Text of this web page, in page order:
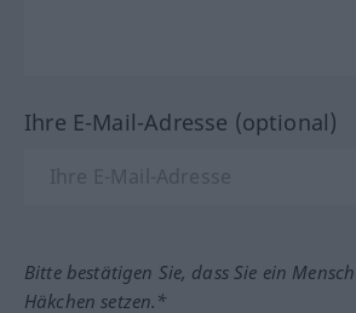
Ihre E-Mail-Adresse (optional)
Bitte bestätigen Sie, dass Sie ein
Häkchen setzen.*